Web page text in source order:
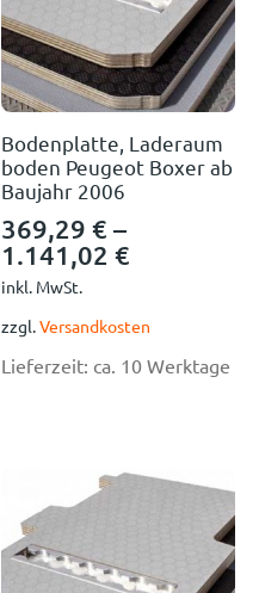
Bodenplatte, Laderaum
boden Peugeot Boxer ab
Baujahr 2006
369,29€ –
1.141,02€
inkl. MwSt.
zzgl.Versandkosten
Lieferzeit: ca. 10 Werktage